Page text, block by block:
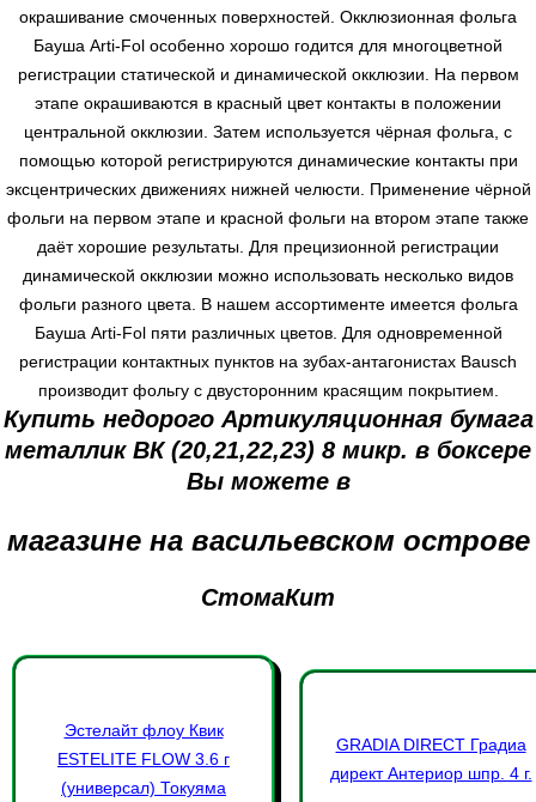
окрашивание смоченных поверхностей. Окклюзионная фольга
Бауша Arti-Fol особенно хорошо годится для многоцветной
регистрации статической и динамической окклюзии. На первом
этапе окрашиваются в красный цвет контакты в положении
центральной окклюзии. Затем используется чёрная фольга, с
помощью которой регистрируются динамические контакты при
эксцентрических движениях нижней челюсти. Применение чёрной
фольги на первом этапе и красной фольги на втором этапе также
даёт хорошие результаты. Для прецизионной регистрации
динамической окклюзии можно использовать несколько видов
фольги разного цвета. В нашем ассортименте имеется фольга
Бауша Arti-Fol пяти различных цветов. Для одновременной
регистрации контактных пунктов на зубах-антагонистах Bausch
производит фольгу с двусторонним красящим покрытием.
Купить недорого Артикуляционная бумага
металлик ВК (20,21,22,23) 8 микр. в боксере
Вы можете в
магазине на васильевском острове
СтомаКит
Эстелайт флоу Квик
ESTELITE FLOW 3.6 г
(универсал) Токуяма
GRADIA DIRECT Градиа
директ Антериор шпр. 4 г.